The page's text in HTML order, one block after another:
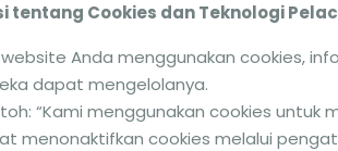
tentang Cookies dan Teknologi
Anda menggunakan cookies,
dapat mengelolanya.
“Kami menggunakan cookies untuk
menonaktifkan cookies melalui